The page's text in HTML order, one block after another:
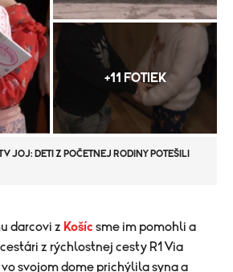
+11 FOTIEK
JOJ: DETI Z POČETNEJ RODINY POTEŠILI
darcovi z Košíc sme im pomohli a
z rýchlostnej cesty R1 Via
svojom dome prichýlila syna a